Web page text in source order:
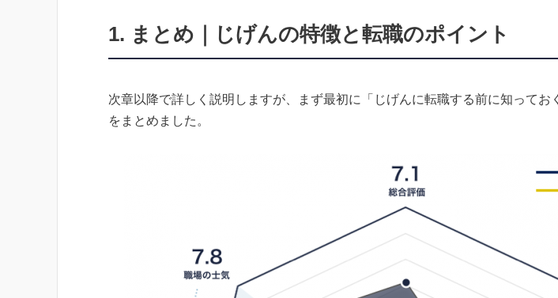
1. まとめ｜じげんの特徴と転職のポイント
次章以降で詳しく説明しますが、まず最初に「じげんに転職する前に知ってお
をまとめました。